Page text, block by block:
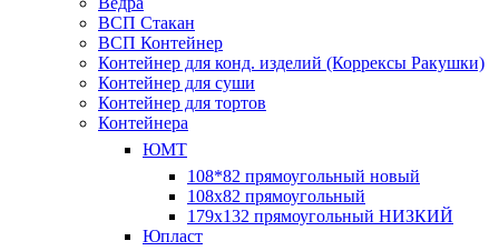
ВСП Стакан
ВСП Контейнер
Контейнер для конд. изделий (Коррексы Ракушки)
Контейнер для суши
Контейнер для тортов
Контейнера
ЮМТ
108*82 прямоугольный новый
108х82 прямоугольный
179х132 прямоугольный НИЗКИЙ
Юпласт